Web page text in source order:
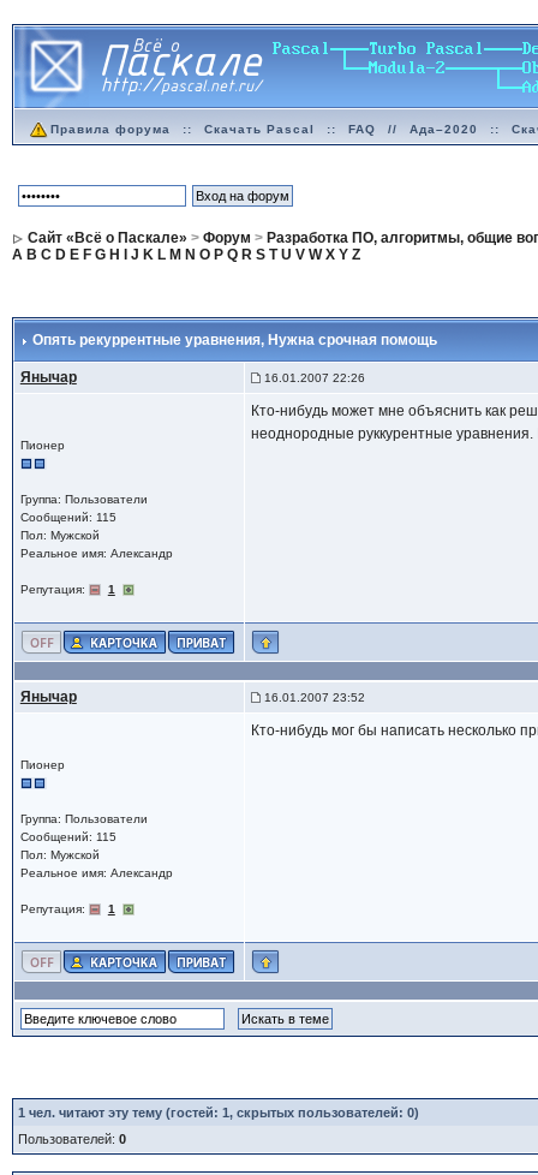
Правила форума :: Скачать Pascal :: FAQ // Ада–2020 ::
Сайт «Всё о Паскале» > Форум > Разработка ПО, алгоритмы, общие
A B C D E F G H J K L M N O P Q R S T U V W X Y Z
Опять рекуррентные уравнения, Нужна срочная помощь
Янычар 16.01.2007 22:26
Пионер
Группа: Пользователи
Сообщений: 115
Пол: Мужской
Реальное имя: Александр
Репутация: 1
Кто-нибудь может мне объяснить как
неоднородные руккурентные
Янычар 16.01.2007 23:52
Пионер
Группа: Пользователи
Сообщений: 115
Пол: Мужской
Реальное имя: Александр
Репутация: 1
Кто-нибудь мог бы написать
1 чел. читают эту тему (гостей: 1, скрытых пользователей: 0)
Пользователей: 0